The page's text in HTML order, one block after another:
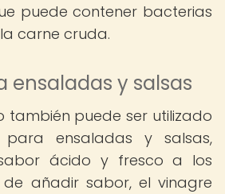
puede contener bacterias
carne cruda.
ensaladas y salsas
también puede ser utilizado
ensaladas y salsas,
ácido y fresco a los
añadir sabor, el vinagre